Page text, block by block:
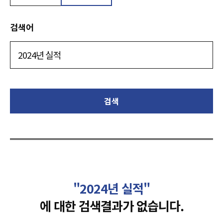
검색어
검색
"2024년 실적"
에 대한 검색결과가 없습니다.